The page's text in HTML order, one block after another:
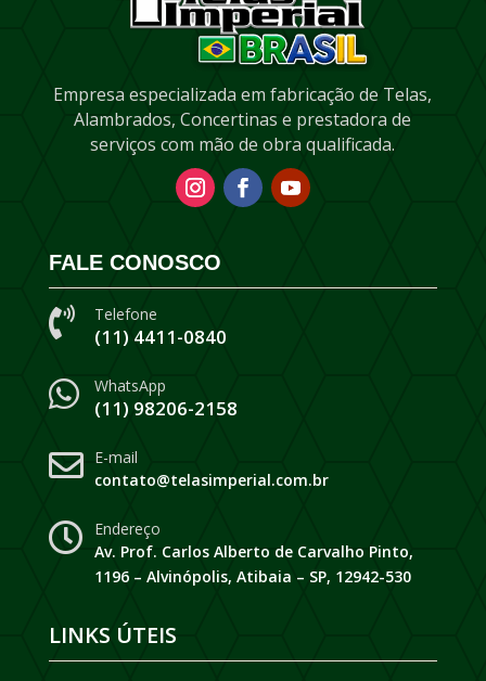
Empresa especializada em fabricação de Telas,
Alambrados, Concertinas e prestadora de
serviços com mão de obra qualificada.
FALE CONOSCO
 Telefone
(11) 4411-0840
 WhatsApp
(11) 98206-2158
 E-mail
contato@telasimperial.com.br

Endereço
Av. Prof. Carlos Alberto de Carvalho Pinto,
1196 – Alvinópolis, Atibaia – SP, 12942-530
LINKS ÚTEIS